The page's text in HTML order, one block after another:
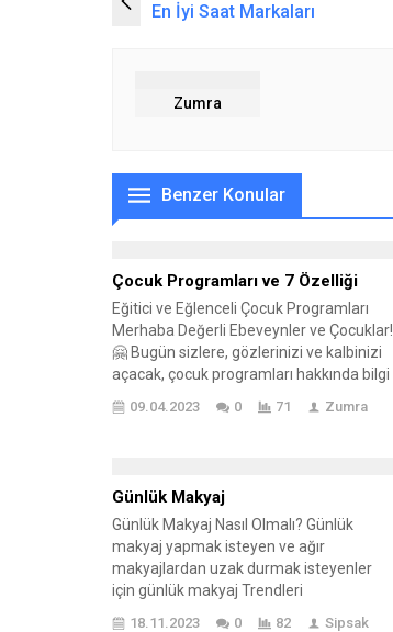
En İyi Saat Markaları
Zumra
Benzer Konular
Çocuk Programları ve 7 Özelliği
Eğitici ve Eğlenceli Çocuk Programları
Merhaba Değerli Ebeveynler ve Çocuklar!
🤗 Bugün sizlere, gözlerinizi ve kalbinizi
açacak, çocuk programları hakkında bilgi
sosyal yaşamlarında ve karakterini
programları, onların dünyasını daha
renkli ve...
09.04.2023 0 71 Zumra
Günlük Makyaj
Günlük Makyaj Nasıl Olmalı? Günlük
makyaj yapmak isteyen ve ağır
makyajlardan uzak durmak isteyenler
için günlük makyaj Trendleri
18.11.2023 0 82 Sipsak